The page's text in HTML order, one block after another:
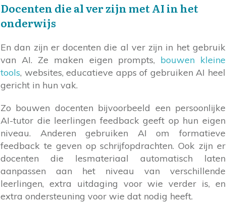
Docenten die al ver zijn met AI in het
onderwijs
En dan zijn er docenten die al ver zijn in het gebruik
van AI. Ze maken eigen prompts, bouwen kleine
tools, websites, educatieve apps of gebruiken AI heel
gericht in hun vak.
Zo bouwen docenten bijvoorbeeld een persoonlijke
AI-tutor die leerlingen feedback geeft op hun eigen
niveau. Anderen gebruiken AI om formatieve
feedback te geven op schrijfopdrachten. Ook zijn er
docenten die lesmateriaal automatisch laten
aanpassen aan het niveau van verschillende
leerlingen, extra uitdaging voor wie verder is, en
extra ondersteuning voor wie dat nodig heeft.